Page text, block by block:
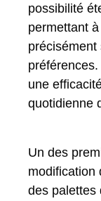
possibilité
permettant
une
quotidienne
Un des
modification
des palettes